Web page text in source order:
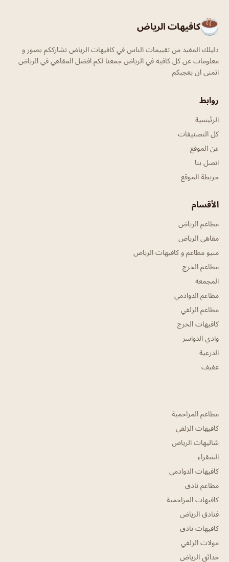
كافيهات الرياض
دليلك المفيد من تقييمات الناس في كافيهات الرياض نشارككم بصور و
معلومات عن كل كافيه في الرياض جمعنا لكم افضل المقاهي في الرياض
اتمنى ان يعجبكم
روابط
الرئيسية
كل التصنيفات
عن الموقع
اتصل بنا
خريطة الموقع
الأقسام
مطاعم الرياض
مقاهي الرياض
منيو مطاعم و كافيهات الرياض
مطاعم الخرج
المجمعه
مطاعم الدوادمي
مطاعم الزلفي
كافيهات الخرج
وادي الدواسر
الدرعية
عفيف
مطاعم المزاحمية
كافيهات الزلفي
شاليهات الرياض
الشقراء
كافيهات الدوادمي
مطاعم ثادق
كافيهات المزاحمية
فنادق الرياض
كافيهات ثادق
مولات الزلفي
حدائق الرياض